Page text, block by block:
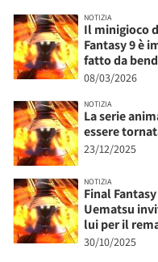
NOTIZIA
Il minigioco
Fantasy 9 è
fatto da
08/03/2026
NOTIZIA
La serie
essere
23/12/2025
NOTIZIA
Final
Uematsu
lui per il
30/10/2025